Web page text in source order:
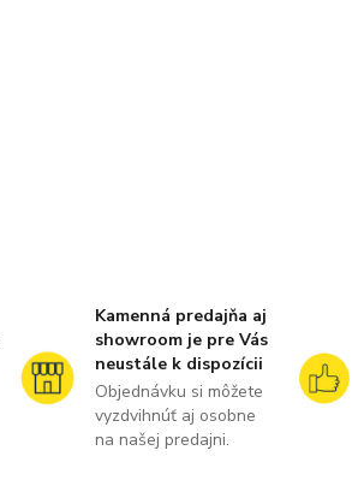
Kamenná predajňa aj
showroom je pre Vás
neustále k dispozícii
Objednávku si môžete
vyzdvihnúť aj osobne
na našej predajni.